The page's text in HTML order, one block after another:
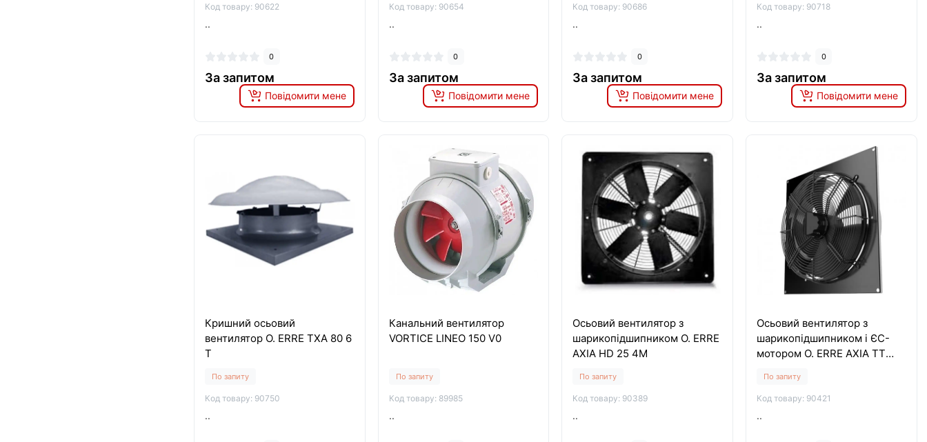
Код товару: 90622
..
0
За запитом
Повідомити мене
Код товару: 90654
..
0
За запитом
Повідомити мене
Код товару: 90686
..
0
За запитом
Повідомити мене
Код товару: 90718
..
0
За запитом
Повідомити мене
Кришний осьовий
вентилятор O. ERRE TXA 80 6
T
По запиту
Код товару: 90750
..
Канальний вентилятор
VORTICE LINEO 150 V0
По запиту
Код товару: 89985
..
Осьовий вентилятор з
шарикопідшипником O. ERRE
AXIA HD 25 4M
По запиту
Код товару: 90389
..
Осьовий вентилятор з
шарикопідшипником і ЄС-
мотором O. ERRE AXIA TT
По запиту
Код товару: 90421
..